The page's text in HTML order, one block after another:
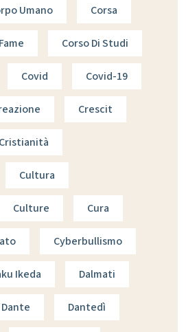
Umano Corsa
Corso Di Studi
Covid Covid-19
Crescit
Cristianità
Cultura
Culture Cura
Cyberbullismo
Ikeda Dalmati
Dante Dantedì